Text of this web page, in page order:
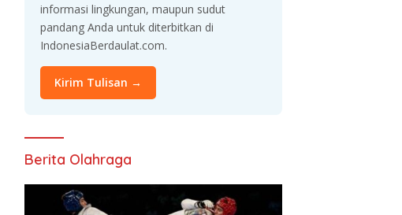
informasi lingkungan, maupun sudut
pandang Anda untuk diterbitkan di
IndonesiaBerdaulat.com.
Kirim Tulisan →
Berita Olahraga